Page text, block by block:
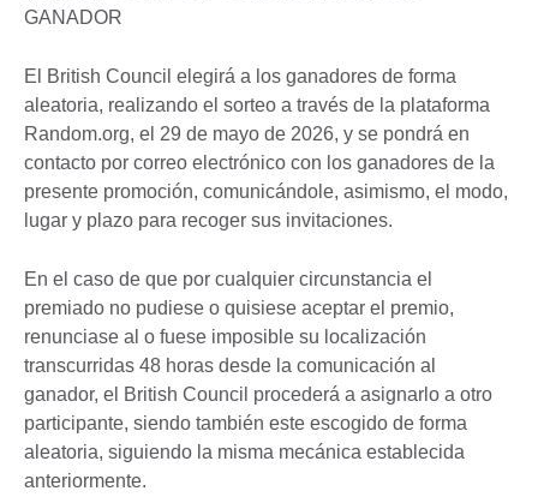
GANADOR
El British Council elegirá a los ganadores de forma
aleatoria, realizando el sorteo a través de la plataforma
Random.org, el 29 de mayo de 2026, y se pondrá en
contacto por correo electrónico con los ganadores de la
presente promoción, comunicándole, asimismo, el modo,
lugar y plazo para recoger sus invitaciones.
En el caso de que por cualquier circunstancia el
premiado no pudiese o quisiese aceptar el premio,
renunciase al o fuese imposible su localización
transcurridas 48 horas desde la comunicación al
ganador, el British Council procederá a asignarlo a otro
participante, siendo también este escogido de forma
aleatoria, siguiendo la misma mecánica establecida
anteriormente.